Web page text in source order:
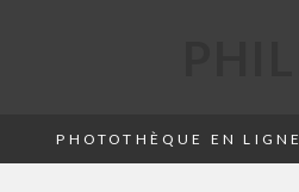
PHOTOTHÈQUE EN LIGNE